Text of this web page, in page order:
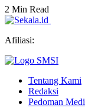
2 Min Read
Afiliasi:
Tentang Kami
Redaksi
Pedoman